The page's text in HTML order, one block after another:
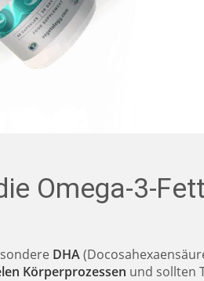
Omega-3-
DHA
Körperprozessen und sollten